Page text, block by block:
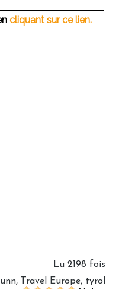
cliquant sur ce lien.
Lu 2198 fois
, Travel Europe, tyrol